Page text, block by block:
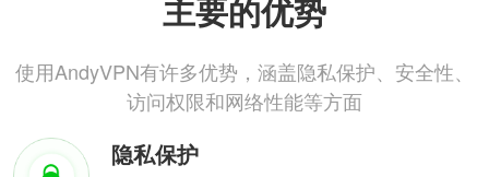
主要的优势
使用AndyVPN有许多优势，涵盖隐私保护、安全性、
访问权限和网络性能等方面
隐私保护